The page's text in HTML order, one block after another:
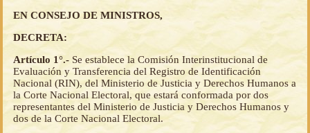
EN CONSEJO DE MINISTROS,
DECRETA:
Artículo 1°.- Se establece la Comisión Interinstitucional de
Evaluación y Transferencia del Registro de Identificación
Nacional (RIN), del Ministerio de Justicia y Derechos Humanos a
la Corte Nacional Electoral, que estará conformada por dos
representantes del Ministerio de Justicia y Derechos Humanos y
dos de la Corte Nacional Electoral.